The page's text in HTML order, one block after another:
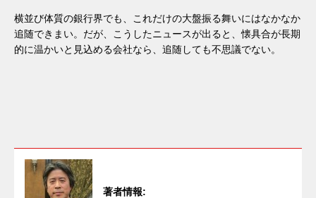
横並び体質の銀行界でも、これだけの大盤振る舞いにはなかなか
追随できまい。だが、こうしたニュースが出ると、懐具合が長期
的に温かいと見込める会社なら、追随しても不思議でない。
著者情報: